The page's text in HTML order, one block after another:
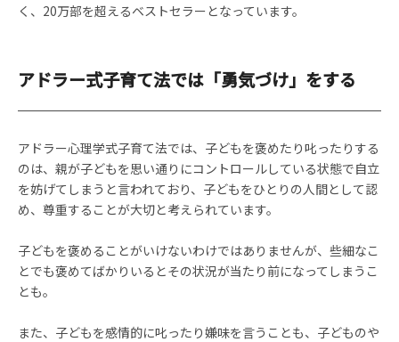
く、20万部を超えるベストセラーとなっています。
アドラー式子育て法では「勇気づけ」をする
アドラー心理学式子育て法では、子どもを褒めたり叱ったりする
のは、親が子どもを思い通りにコントロールしている状態で自立
を妨げてしまうと言われており、子どもをひとりの人間として認
め、尊重することが大切と考えられています。
子どもを褒めることがいけないわけではありませんが、些細なこ
とでも褒めてばかりいるとその状況が当たり前になってしまうこ
とも。
また、子どもを感情的に叱ったり嫌味を言うことも、子どものや